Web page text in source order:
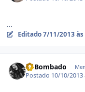
...
Editado7/11/2013 às
BoBombado
Postado 10/10/2013